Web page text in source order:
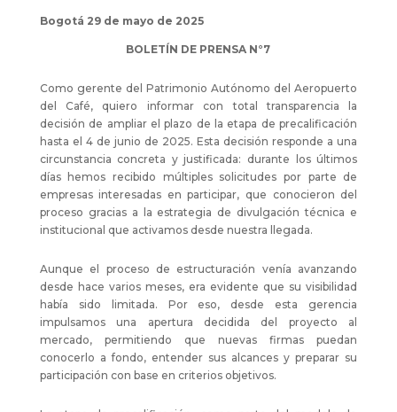
Bogotá 29 de mayo de 2025
BOLETÍN DE PRENSA N°7
Como gerente del Patrimonio Autónomo del Aeropuerto
del Café, quiero informar con total transparencia la
decisión de ampliar el plazo de la etapa de precalificación
hasta el 4 de junio de 2025. Esta decisión responde a una
circunstancia concreta y justificada: durante los últimos
días hemos recibido múltiples solicitudes por parte de
empresas interesadas en participar, que conocieron del
proceso gracias a la estrategia de divulgación técnica e
institucional que activamos desde nuestra llegada.
Aunque el proceso de estructuración venía avanzando
desde hace varios meses, era evidente que su visibilidad
había sido limitada. Por eso, desde esta gerencia
impulsamos una apertura decidida del proyecto al
mercado, permitiendo que nuevas firmas puedan
conocerlo a fondo, entender sus alcances y preparar su
participación con base en criterios objetivos.